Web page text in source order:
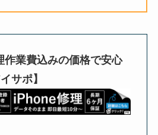
作業費込みの価格で安心
サポ】